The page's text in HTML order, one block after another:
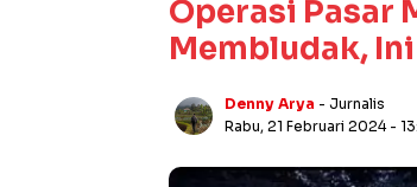
Operasi Pasar
Membludak,
Denny Arya - Jurnalis
Rabu, 21 Februari 2024 -